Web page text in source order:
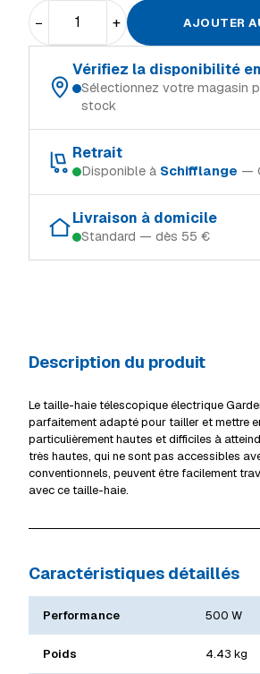
− + AJOUTER
Vérifiez la disponibilité
Sélectionnez votre magasin
stock
Schifflange
Ingeldorf
Alzingen
Retrait
Disponible à Schifflange —
Schifflange
Livraison à domicile
Standard — dès 55 €
Livraison volumineux / camion
Détails livraison & retrait
Description du produit
Le taille-haie télescopique électrique
parfaitement adapté pour tailler et mettre
particulièrement hautes et difficiles à
très hautes, qui ne sont pas accessibles
conventionnels, peuvent être facilement
avec ce taille-haie.
Caractéristiques détaillés
Performance 500 W
Poids 4.43 kg